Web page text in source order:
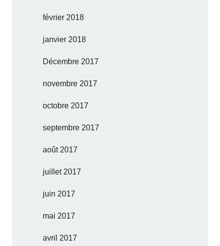
février 2018
janvier 2018
Décembre 2017
novembre 2017
octobre 2017
septembre 2017
août 2017
juillet 2017
juin 2017
mai 2017
avril 2017